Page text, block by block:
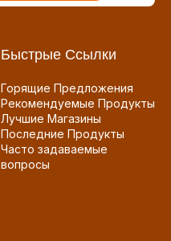
Быстрые Ссылки
Горящие Предложения
Рекомендуемые Продукты
Лучшие Магазины
Последние Продукты
Часто задаваемые
вопросы